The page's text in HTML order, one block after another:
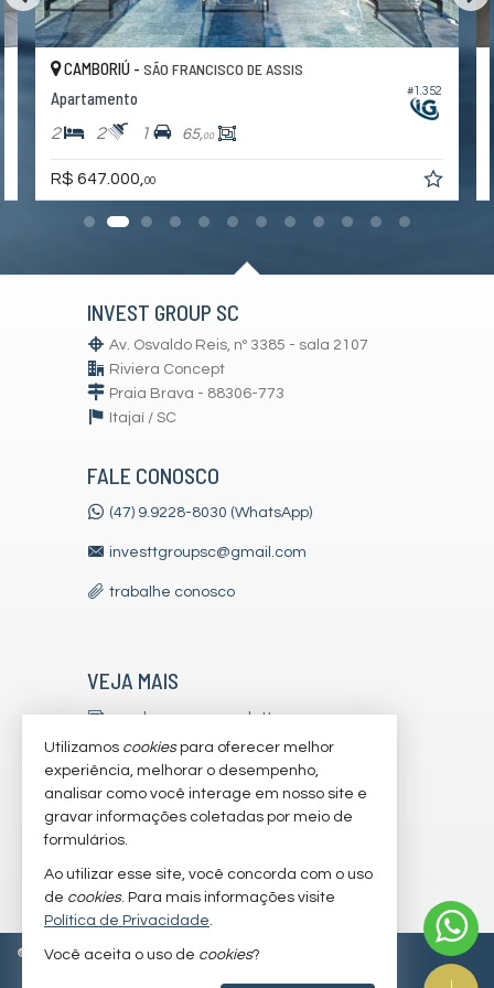
#1.352
CAMBORIÚ - SÃO FRANCISCO DE ASSIS
Apartamento
2 2 1 65,00
R$ 647.000, 00
INVEST GROUP SC
Av. Osvaldo Reis, nº 3385 - sala 2107
Riviera Concept
Praia Brava - 88306-773
Itajaí / SC
FALE CONOSCO
(47) 9.9228-8030 (WhatsApp)
investtgroupsc@gmail.com
trabalhe conosco
VEJA MAIS
receba nosso newsletter
indicadores financeiros
cadastre seu imóvel
imóveis favoritos
mapa de imóveis
© 2026 CRECI/SC 7179-J Política de Privacidade
Utilizamos cookiespara oferecer melhor
experiência, melhorar o desempenho,
analisar como você interage em nosso site e
gravar informações coletadas por meio de
formulários.
Ao utilizar esse site, você concorda com o uso
de cookies. Para mais informações visite
Política de Privacidade.
Você aceita o uso de cookies?